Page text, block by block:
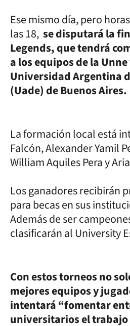
Ese mismo día, pero
las 18, se disputará la
Legends, que tendrá
a los equipos de la Unne
Universidad Argentina
(Uade) de Buenos Aires.
La formación local está
Falcón, Alexander Yamil
William Aquiles Pera y
Los ganadores recibirán
para becas en sus
Además de ser
clasificarán al University
Con estos torneos no
mejores equipos y
intentará “fomentar
universitarios el trabajo